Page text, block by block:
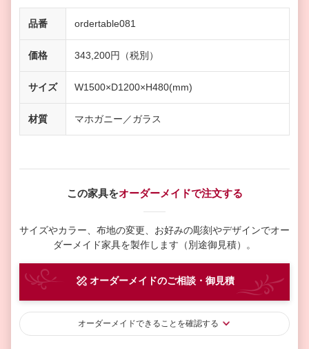
品番 ordertable081
価格 343,200円（税別）
サイズ W1500×D1200×H480(mm)
材質 マホガニー／ガラス
この家具をオーダーメイドで注文する
サイズやカラー、布地の変更、お好みの彫刻やデザインでオー
ダーメイド家具を製作します（別途御見積）。
オーダーメイドのご相談・御見積
オーダーメイドできることを確認する